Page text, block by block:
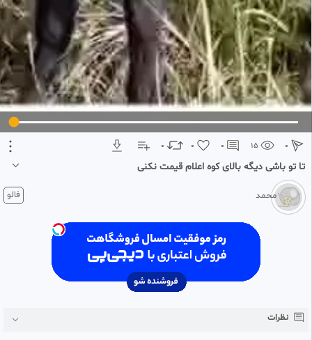
5
تبلیغ 1 از 2
0 0 0 15 0
تا تو باشی دیگه بالای کوه اعلام قیمت نکنی
تا تو باشی دیگه بالای کوه اعلام قیمت نکنی
محمد فالو
نظرات